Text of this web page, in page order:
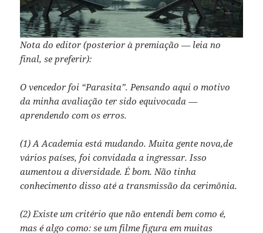
Nota do editor (posterior à premiação — leia no
final, se preferir):
O vencedor foi “Parasita”. Pensando aqui o motivo
da minha avaliação ter sido equivocada —
aprendendo com os erros.
(1) A Academia está mudando. Muita gente nova,de
vários países, foi convidada a ingressar. Isso
aumentou a diversidade. É bom. Não tinha
conhecimento disso até a transmissão da cerimônia.
(2) Existe um critério que não entendi bem como é,
mas é algo como: se um filme figura em muitas